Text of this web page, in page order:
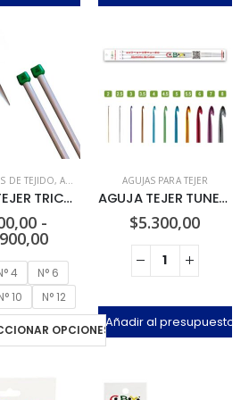
DE TEJIDO,AGUJAS PARA TEJER
AGUJA TEJER TRICOT
-
4
N° 6
10 N° 12
OPCIONES
AGUJAS PARA TEJER
AGUJA TEJER TUNECINA x 3u
$5.300,00
Añadir al presupuesto